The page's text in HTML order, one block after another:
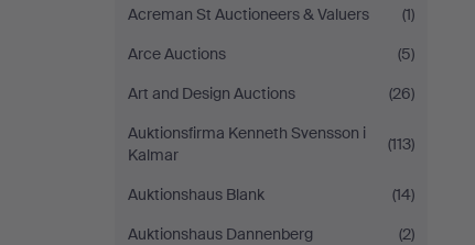
Acreman St Auctioneers & Valuers
(1)
Arce Auctions
(5)
Art and Design Auctions
(26)
Auktionsfirma Kenneth Svensson i
Kalmar
(113)
Auktionshaus Blank
(14)
Auktionshaus Dannenberg
(2)